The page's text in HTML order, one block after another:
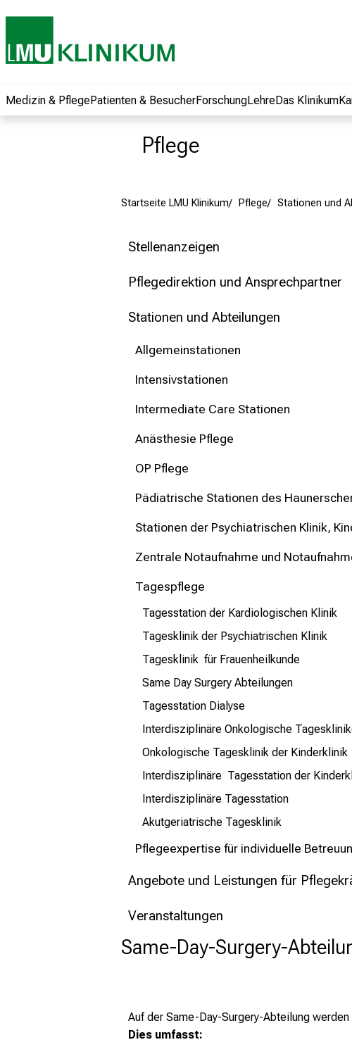
Medizin & PflegePatienten & BesucherForschungLehreDas Klinikum
Pflege
Startseite LMU Klinikum Pflege Stationen und
Stellenanzeigen
Pflegedirektion und Ansprechpartner
Stationen und Abteilungen
Allgemeinstationen
Intensivstationen
Intermediate Care Stationen
Anästhesie Pflege
OP Pflege
Pädiatrische Stationen des
Stationen der Psychiatrischen Klinik,
Zentrale Notaufnahme und
Tagespflege
Tagesstation der Kardiologischen Klinik
Tagesklinik der Psychiatrischen Klinik
Tagesklinik für Frauenheilkunde
Same Day Surgery Abteilungen
Tagesstation Dialyse
Interdisziplinäre Onkologische
Onkologische Tagesklinik der Kinderklinik
Interdisziplinäre Tagesstation der
Interdisziplinäre Tagesstation
Akutgeriatrische Tagesklinik
Pflegeexpertise für individuelle
Angebote und Leistungen für
Veranstaltungen
Same-Day-Surgery-
Auf der Same-Day-Surgery-Abteilung
Dies umfasst:
Informationen zu
Jobs, Ausbildungen
Weiterbildungen.
Kommen Sie
begeistern – ganz
ohne Anmeldung.
mehr Informationen